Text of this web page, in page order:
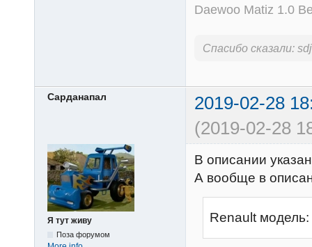
Daewoo Matiz 1.0
Спасибо сказали:
Сарданапал
2019-02-28
(2019-02-28
Я тут живу
Поза форумом
В описании
А вообще в
Renault модель: